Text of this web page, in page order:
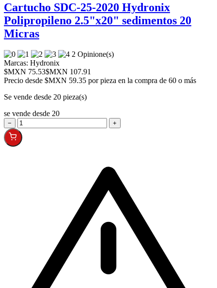
Cartucho SDC-25-2020 Hydronix
Polipropileno 2.5"x20" sedimentos 20
Micras
2 Opinione(s)
Marcas: Hydronix
$MXN 75.53$MXN 107.91
Precio desde $MXN 59.35 por pieza en la compra de 60 o más
Se vende desde 20 pieza(s)
se vende desde 20
− +